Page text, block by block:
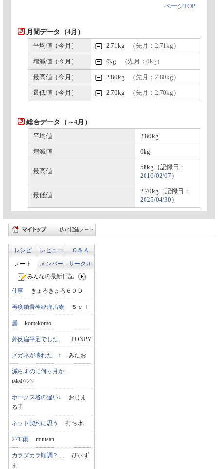
ページTOP
月間データ（4月）
平均値（今月） 2.71kg （先月：2.71kg）
増減値（今月） 0kg （先月：0kg）
最高値（今月） 2.80kg （先月：2.80kg）
最低値（今月） 2.70kg （先月：2.70kg）
総合データ（～4月）
平均値 2.80kg
増減値 0kg
最高値
58kg（記録日：
2016/02/07 ）
最低値
2.70kg（記録日：
2025/04/30 ）
レシピ レビュー
Ｑ＆Ａ
ノート
メンバー
サークル
みんなの最新日記
仕事 きょろきょろ６０Ｄ
再度鎖骨神経痛治療 Ｓｅｉ
曇 komokomo
外反扁平足でした。 PONPY
メガネが壊れた…↑ みたお
減らすのに何ヶ月か...
taka0723
ホークス格の違い↓ おじま
る子
ネット契約に思う 打ち水
27℃雨 muusan
カラダカラ順調？ ... ぴぃず
ま